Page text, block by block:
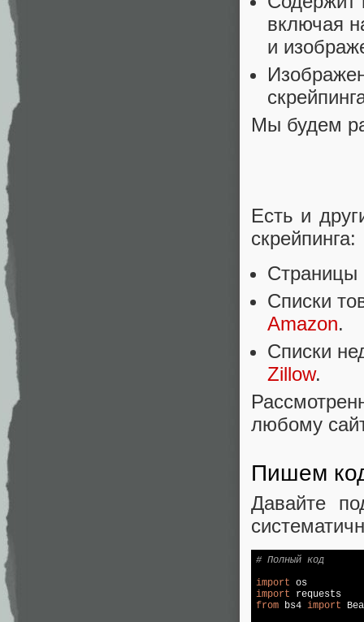
включая
и
Мы будем
Есть и
скрейпинга:
Страницы
Списки
Amazon.
Списки
Zillow.
любому
Пишем
Давайте
# Полный код
import
import
from bs4 import